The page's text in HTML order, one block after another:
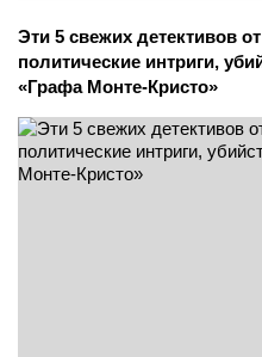
Эти 5 свежих детективов
политические интриги,
«Графа Монте-Кристо»